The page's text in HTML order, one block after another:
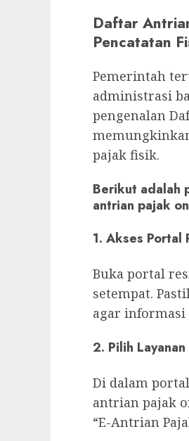
Daftar
Pencatatan
Pemerintah
administrasi
pengenalan
pajak fisik.
Berikut adalah
antrian pajak
1. Akses Portal
Buka portal
setempat.
agar informasi
2. Pilih
Di dalam
antrian pajak
“E-Antrian